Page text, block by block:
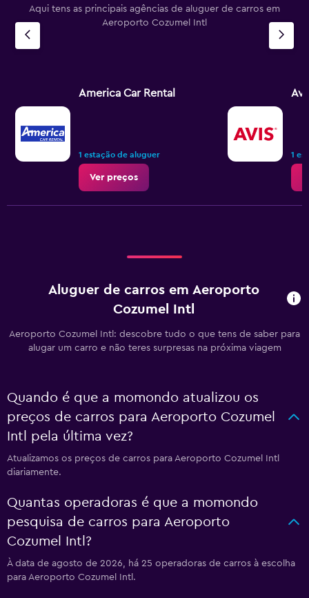
Aqui tens as principais agências de aluguer de carros em
Aeroporto Cozumel Intl
America Car Rental
1 estação de aluguer
Ver preços
1
Aluguer de carros em Aeroporto
Cozumel Intl
Aeroporto Cozumel Intl: descobre tudo o que tens de saber para
alugar um carro e não teres surpresas na próxima viagem
Quando é que a momondo atualizou os
preços de carros para Aeroporto Cozumel
Intl pela última vez?
Atualizamos os preços de carros para Aeroporto Cozumel Intl
diariamente.
Quantas operadoras é que a momondo
pesquisa de carros para Aeroporto
Cozumel Intl?
À data de agosto de 2026, há 25 operadoras de carros à escolha
para Aeroporto Cozumel Intl.